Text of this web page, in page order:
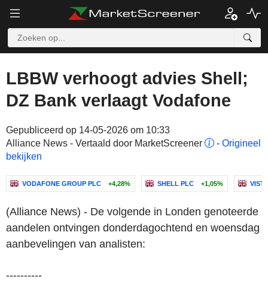
LBBW verhoogt advies Shell;
DZ Bank verlaagt Vodafone
Gepubliceerd op 14-05-2026 om 10:33
Alliance News - Vertaald door MarketScreener
- Origineel
bekijken
VODAFONE GROUP PLC +4,28% SHELL PLC +1,05%
(Alliance News) - De volgende in Londen genoteerde
aandelen ontvingen donderdagochtend en woensdag
aanbevelingen van analisten:
----------